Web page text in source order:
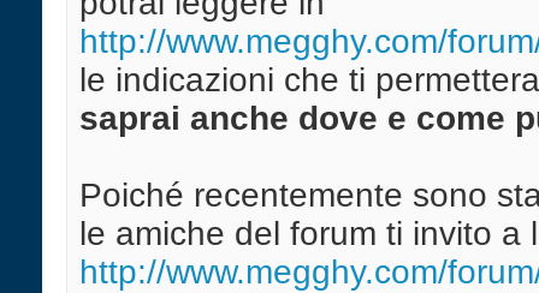
http://www.megghy.com/
le indicazioni che ti
saprai anche dove e come
Poiché recentemente sono
le amiche del forum ti invito a
http://www.megghy.com/